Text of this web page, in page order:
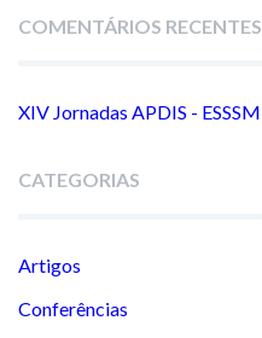
COMENTÁRIOS RECENTES
XIV Jornadas APDIS - ESSSM
CATEGORIAS
Artigos
Conferências